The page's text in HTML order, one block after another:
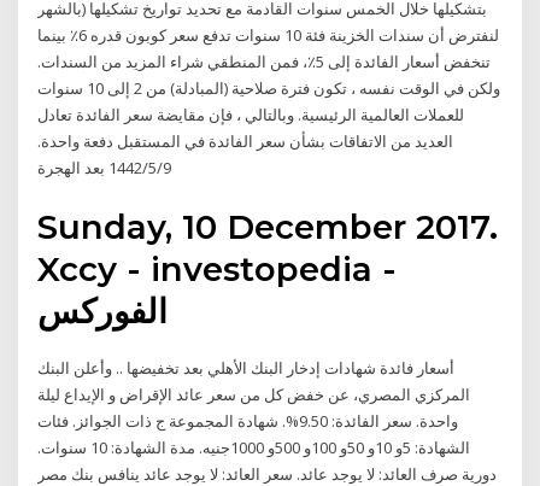
بتشكيلها خلال الخمس سنوات القادمة مع تحديد تواريخ تشكيلها (بالشهر
لنفترض أن سندات الخزينة فئة 10 سنوات تدفع سعر كوبون قدره 6٪ بينما
تنخفض أسعار الفائدة إلى 5٪، فمن المنطقي شراء المزيد من السندات.
ولكن في الوقت نفسه ، تكون فترة صلاحية (المبادلة) من 2 إلى 10 سنوات
للعملات العالمية الرئيسية. وبالتالي ، فإن مقايضة سعر الفائدة تعادل
العديد من الاتفاقات بشأن سعر الفائدة في المستقبل دفعة واحدة.
9‏‏/5‏‏/1442 بعد الهجرة
Sunday, 10 December 2017.
Xccy - investopedia -
الفوركس
أسعار فائدة شهادات إدخار البنك الأهلي بعد تخفيضها .. وأعلن البنك
المركزي المصري، عن خفض كل من سعر عائد الإقراض و الإيداع ليلة
واحدة. سعر الفائدة: 9.50%. شهادة المجموعة ج ذات الجوائز. فئات
الشهادة: 5و 10و 50و 100و 500و 1000جنيه. مدة الشهادة: 10 سنوات.
دورية صرف العائد: لا يوجد عائد. سعر العائد: لا يوجد عائد ينافس بنك مصر